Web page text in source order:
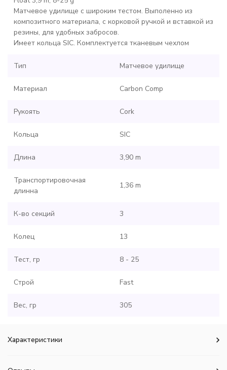
Матчевое удилище с широким тестом. Выполенно из
композитного материала, с корковой ручкой и вставкой из
резины, для удобных забросов.
Имеет кольца SIC. Комплектуется тканевым чехлом
Тип Матчевое удилище
Материал Carbon Comp
Рукоять Cork
Кольца SIC
Длина 3,90 m
Транспортировочная
длинна
1,36 m
К-во секций 3
Колец 13
Тест, гр 8 - 25
Строй Fast
Вес, гр 305
Характеристики